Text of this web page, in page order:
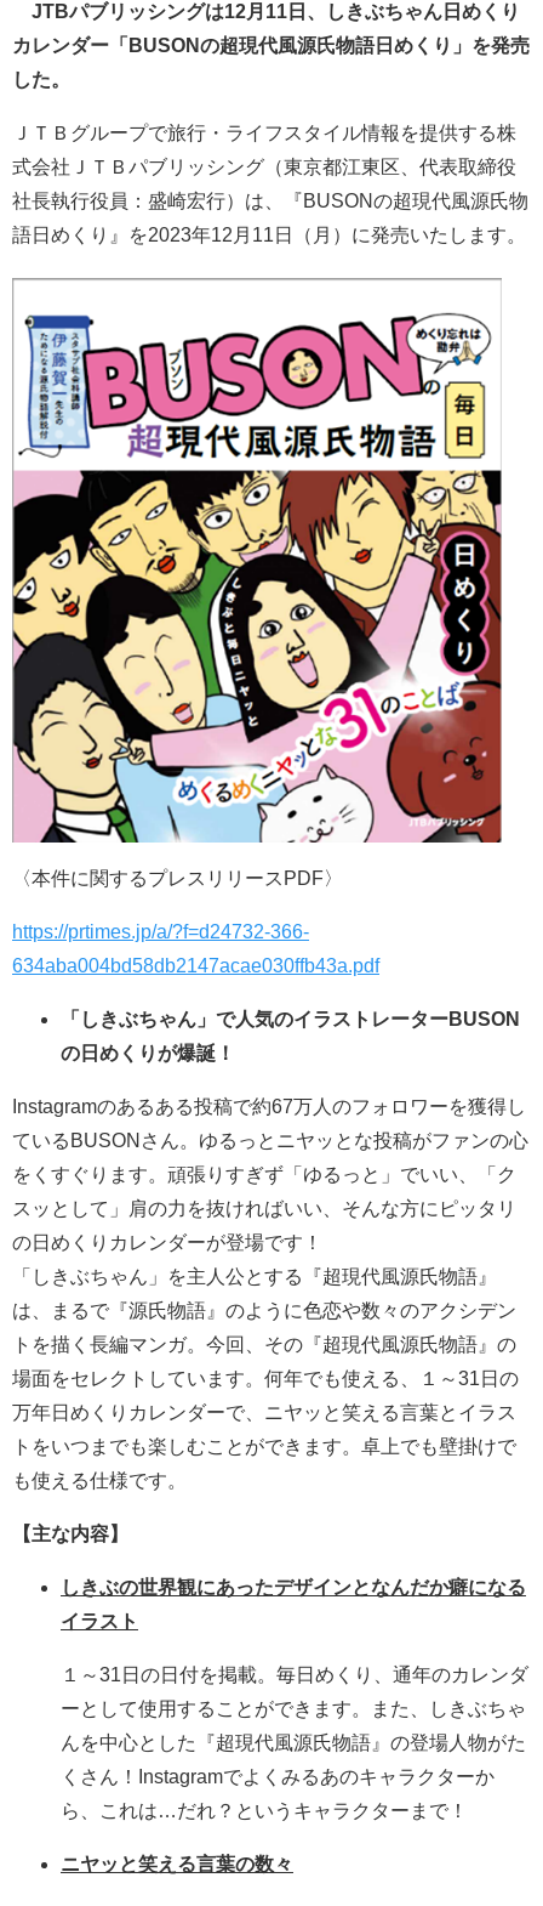
JTBパブリッシングは12月11日、しきぶちゃん日めくり
カレンダー「BUSONの超現代風源氏物語日めくり」を発売
した。
ＪＴＢグループで旅行・ライフスタイル情報を提供する株
式会社ＪＴＢパブリッシング（東京都江東区、代表取締役
社長執行役員：盛崎宏行）は、『BUSONの超現代風源氏物
語日めくり』を2023年12月11日（月）に発売いたします。
〈本件に関するプレスリリースPDF〉
https://prtimes.jp/a/?f=d24732-366-
634aba004bd58db2147acae030ffb43a.pdf
「しきぶちゃん」で人気のイラストレーターBUSON
の日めくりが爆誕！
Instagramのあるある投稿で約67万人のフォロワーを獲得し
ているBUSONさん。ゆるっとニヤッとな投稿がファンの心
をくすぐります。頑張りすぎず「ゆるっと」でいい、「ク
スッとして」肩の力を抜ければいい、そんな方にピッタリ
の日めくりカレンダーが登場です！
「しきぶちゃん」を主人公とする『超現代風源氏物語』
は、まるで『源氏物語』のように色恋や数々のアクシデン
トを描く長編マンガ。今回、その『超現代風源氏物語』の
場面をセレクトしています。何年でも使える、１～31日の
万年日めくりカレンダーで、ニヤッと笑える言葉とイラス
トをいつまでも楽しむことができます。卓上でも壁掛けで
も使える仕様です。
【主な内容】
しきぶの世界観にあったデザインとなんだか癖になる
イラスト
１～31日の日付を掲載。毎日めくり、通年のカレンダ
ーとして使用することができます。また、しきぶちゃ
んを中心とした『超現代風源氏物語』の登場人物がた
くさん！Instagramでよくみるあのキャラクターか
ら、これは…だれ？というキャラクターまで！
ニヤッと笑える言葉の数々